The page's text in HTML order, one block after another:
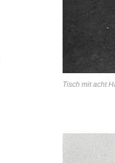
Tisch mit acht